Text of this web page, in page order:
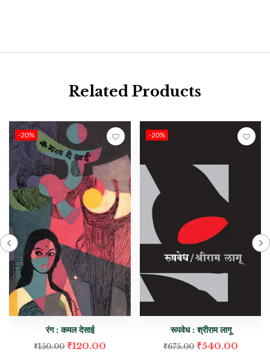
Related Products
-20%
रंग : कमल देसाई
₹150.00 ₹120.00
-20%
रूपवेध : श्रीराम लागू
₹675.00 ₹540.00